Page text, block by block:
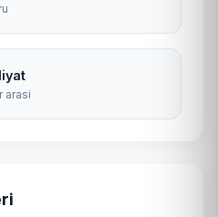
arasi